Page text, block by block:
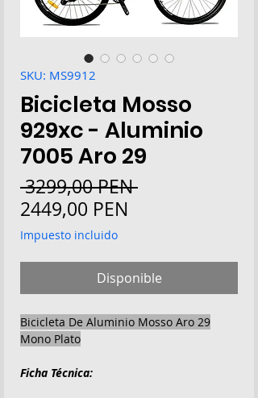
SKU: MS9912
Bicicleta Mosso
929xc - Aluminio
7005 Aro 29
3299,00 PEN Precio
2449,00 PEN
Impuesto incluido
Disponible
Bicicleta De Aluminio Mosso Aro 29
Mono Plato
Ficha Técnica: